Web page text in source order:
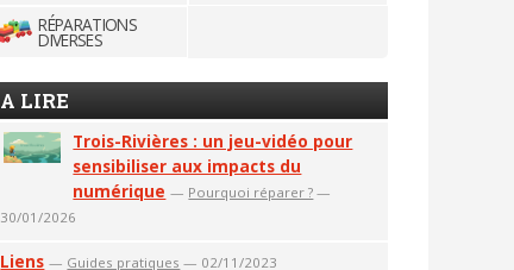
RÉPARATIONS
DIVERSES
A LIRE
Trois-Rivières : un jeu-vidéo pour
sensibiliser aux impacts du
numérique — Pourquoi réparer ? —
30/01/2026
Liens — Guides pratiques — 02/11/2023